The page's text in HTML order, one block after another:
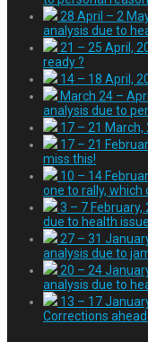
28 April – 2
analysis due to
21 – 25 April,
ready ?
14 – 18 April,
March 24 –
analysis due to
17 – 21 March,
17 – 21
miss this!
10 – 14
one to rally, which
3 – 7 February,
due to health
27 – 31
analysis due to
20 – 24
analysis due to
13 – 17
Corrections